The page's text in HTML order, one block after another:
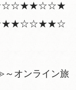
オンライン旅